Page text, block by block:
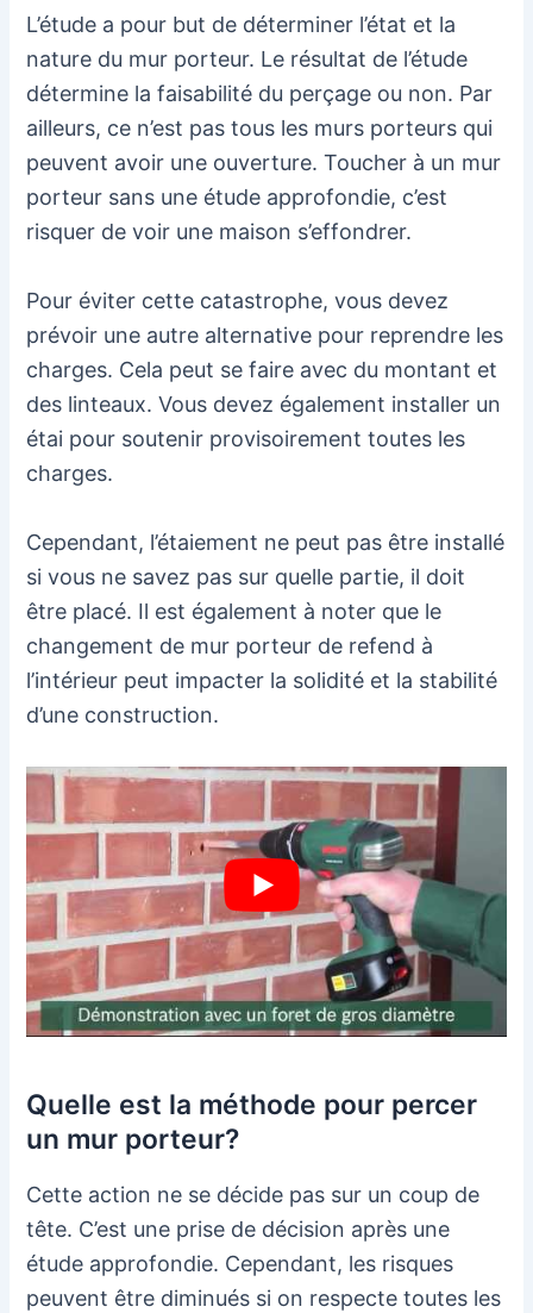
L’étude a pour but de déterminer l’état et la
nature du mur porteur. Le résultat de l’étude
détermine la faisabilité du perçage ou non. Par
ailleurs, ce n’est pas tous les murs porteurs qui
peuvent avoir une ouverture. Toucher à un mur
porteur sans une étude approfondie, c’est
risquer de voir une maison s’effondrer.
Pour éviter cette catastrophe, vous devez
prévoir une autre alternative pour reprendre les
charges. Cela peut se faire avec du montant et
des linteaux. Vous devez également installer un
étai pour soutenir provisoirement toutes les
charges.
Cependant, l’étaiement ne peut pas être installé
si vous ne savez pas sur quelle partie, il doit
être placé. Il est également à noter que le
changement de mur porteur de refend à
l’intérieur peut impacter la solidité et la stabilité
d’une construction.
Quelle est la méthode pour percer
un mur porteur?
Cette action ne se décide pas sur un coup de
tête. C’est une prise de décision après une
étude approfondie. Cependant, les risques
peuvent être diminués si on respecte toutes les